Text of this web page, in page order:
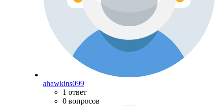
ahawkins099
1 ответ
0 вопросов